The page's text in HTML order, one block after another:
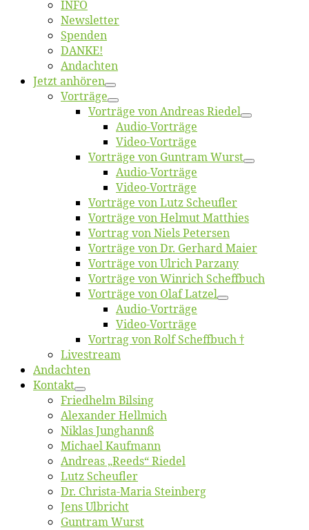
INFO
News­let­ter
Spen­den
DANKE!
An­dach­ten
Jetzt an­hö­ren
Vor­trä­ge
Vor­trä­ge von An­dre­as Riedel
Au­dio-Vor­trä­ge
Vi­deo-Vor­trä­ge
Vor­trä­ge von Gun­tram Wurst
Au­dio-Vor­trä­ge
Vi­deo-Vor­trä­ge
Vor­trä­ge von Lutz Scheufler
Vor­trä­ge von Hel­mut Matthies
Vor­trag von Niels Petersen
Vor­trä­ge von Dr. Ger­hard Maier
Vor­trä­ge von Ul­rich Parzany
Vor­trä­ge von Win­rich Scheffbuch
Vor­trä­ge von Olaf Latzel
Au­dio-Vor­trä­ge
Vi­deo-Vor­trä­ge
Vor­trag von Rolf Scheffbuch †
Live­stream
An­dach­ten
Kon­takt
Fried­helm Bilsing
Alex­an­der Hellmich
Ni­klas Junghannß
Mi­cha­el Kaufmann
An­dre­as „Reeds“ Riedel
Lutz Scheuf­ler
Dr. Chris­­ta-Ma­ria Steinberg
Jens Ulb­richt
Gun­tram Wurst